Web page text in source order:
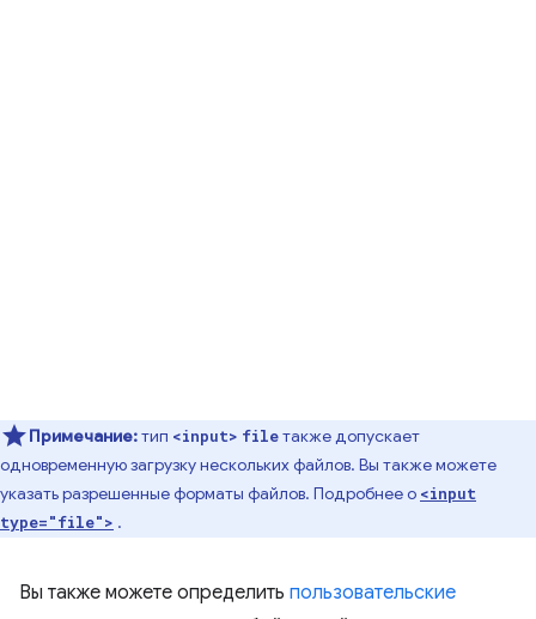
Примечание:тип <input> fileтакже допускает
одновременную загрузку нескольких файлов. Вы также можете
указать разрешенные форматы файлов. Подробнее о <input
type="file"> .
Вы также можете определить пользовательские